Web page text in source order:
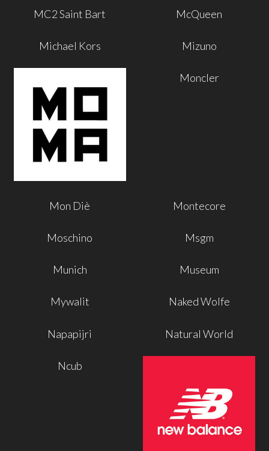
MC2 Saint Bart McQueen
Michael Kors Mizuno
Moncler
Mon Diè Montecore
Moschino Msgm
Munich Museum
Mywalit Naked Wolfe
Napapijri Natural World
Ncub